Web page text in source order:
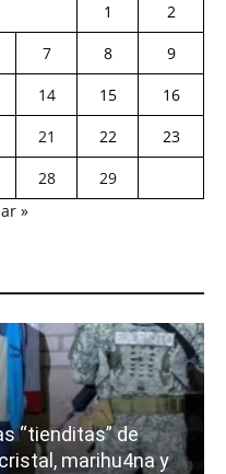
1
2
7 8
9
14 15
16
21 22
23
28
29
»
“tienditas” de
marihu4na y